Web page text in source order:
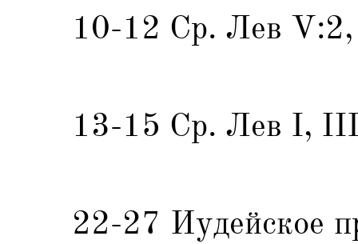
10-12 Ср. Лев
13-15 Ср. Лев I,
22-27 Иудейское